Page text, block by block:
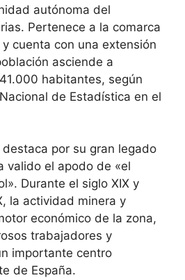
autónoma del
Pertenece a la comarca
cuenta con una extensión
asciende a
habitantes, según
de Estadística en el
destaca por su gran legado
valido el apodo de «el
Durante el siglo XIX y
la actividad minera y
económico de la zona,
trabajadores y
importante centro
de España.